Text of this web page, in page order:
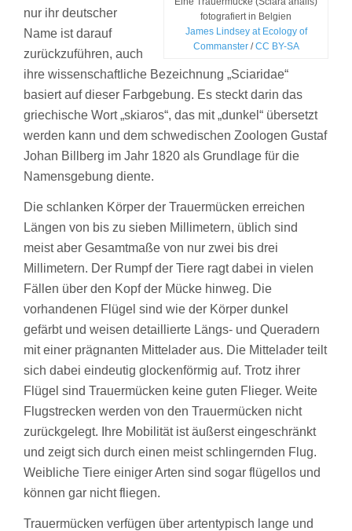
fotografiert in Belgien
James Lindsey at Ecology of
Commanster/CC BY-SA
nur ihr deutscher
Name ist darauf
zurückzuführen, auch
ihre wissenschaftliche Bezeichnung „Sciaridae“
basiert auf dieser Farbgebung. Es steckt darin das
griechische Wort „skiaros“, das mit „dunkel“ übersetzt
werden kann und dem schwedischen Zoologen Gustaf
Johan Billberg im Jahr 1820 als Grundlage für die
Namensgebung diente.
Die schlanken Körper der Trauermücken erreichen
Längen von bis zu sieben Millimetern, üblich sind
meist aber Gesamtmaße von nur zwei bis drei
Millimetern. Der Rumpf der Tiere ragt dabei in vielen
Fällen über den Kopf der Mücke hinweg. Die
vorhandenen Flügel sind wie der Körper dunkel
gefärbt und weisen detaillierte Längs- und Queradern
mit einer prägnanten Mittelader aus. Die Mittelader teilt
sich dabei eindeutig glockenförmig auf. Trotz ihrer
Flügel sind Trauermücken keine guten Flieger. Weite
Flugstrecken werden von den Trauermücken nicht
zurückgelegt. Ihre Mobilität ist äußerst eingeschränkt
und zeigt sich durch einen meist schlingernden Flug.
Weibliche Tiere einiger Arten sind sogar flügellos und
können gar nicht fliegen.
Trauermücken verfügen über artentypisch lange und